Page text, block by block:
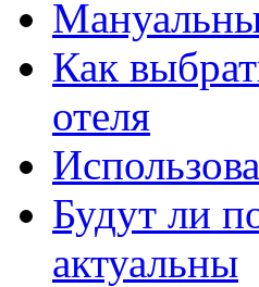
Как
отеля
Будут ли
актуальны